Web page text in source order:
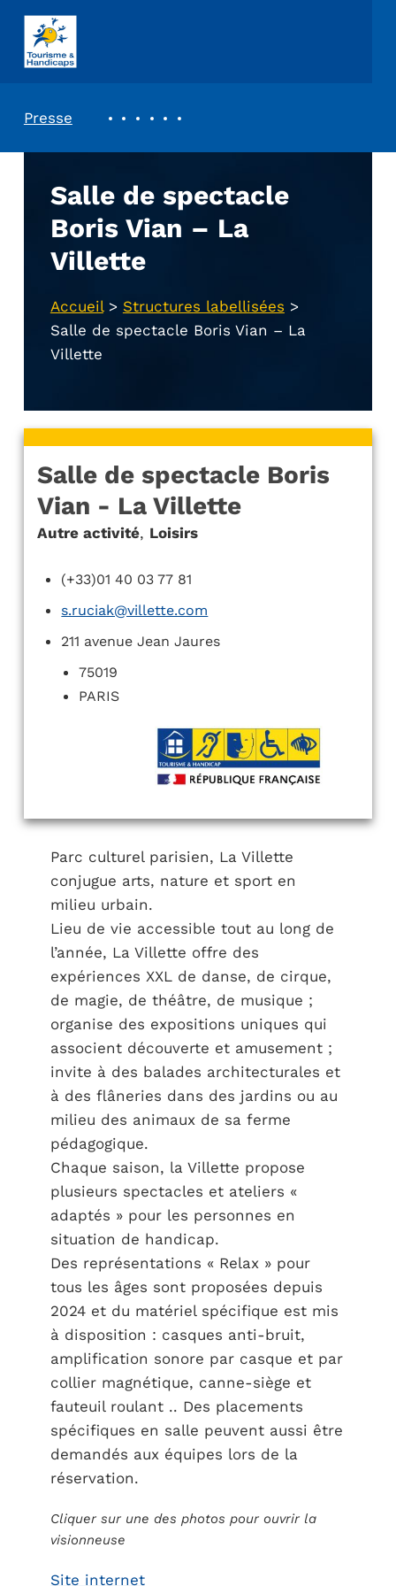
ASSOCIATION TOURISME ET HANDICAPS
Presse
Salle de spectacle
Boris Vian – La
Villette
Accueil> Structures labellisées >
Salle de spectacle Boris Vian – La
Villette
Salle de spectacle Boris
Vian - La Villette
Autre activité, Loisirs
(+33)01 40 03 77 81
s.ruciak@villette.com
211 avenue Jean Jaures
75019
PARIS
Parc culturel parisien, La Villette
conjugue arts, nature et sport en
milieu urbain.
Lieu de vie accessible tout au long de
l’année, La Villette offre des
expériences XXL de danse, de cirque,
de magie, de théâtre, de musique ;
organise des expositions uniques qui
associent découverte et amusement ;
invite à des balades architecturales et
à des flâneries dans des jardins ou au
milieu des animaux de sa ferme
pédagogique.
Chaque saison, la Villette propose
plusieurs spectacles et ateliers «
adaptés » pour les personnes en
situation de handicap.
Des représentations « Relax » pour
tous les âges sont proposées depuis
2024 et du matériel spécifique est mis
à disposition : casques anti-bruit,
amplification sonore par casque et par
collier magnétique, canne-siège et
fauteuil roulant .. Des placements
spécifiques en salle peuvent aussi être
demandés aux équipes lors de la
réservation.
Cliquer sur une des photos pour ouvrir la
visionneuse
Site internet